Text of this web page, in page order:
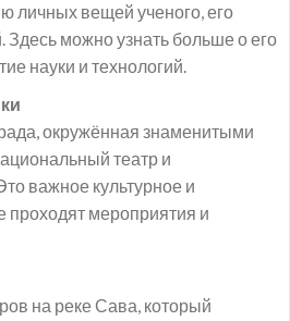
личных вещей ученого, его
Здесь можно узнать больше о его
науки и технологий.
окружённая знаменитыми
театр и
важное культурное и
проходят мероприятия и
на реке Сава, который